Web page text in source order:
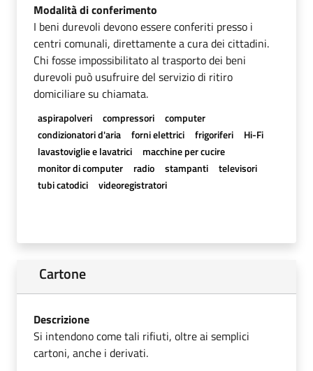
Modalità di conferimento
I beni durevoli devono essere conferiti presso i
centri comunali, direttamente a cura dei cittadini.
Chi fosse impossibilitato al trasporto dei beni
durevoli può usufruire del servizio di ritiro
domiciliare su chiamata.
aspirapolveri compressori
computer
condizionatori d'aria
forni elettrici frigoriferi
Hi-Fi
lavastoviglie e lavatrici
macchine per cucire
monitor di computer
radio stampanti
televisori
tubi catodici
videoregistratori
Cartone
Descrizione
Si intendono come tali rifiuti, oltre ai semplici
cartoni, anche i derivati.